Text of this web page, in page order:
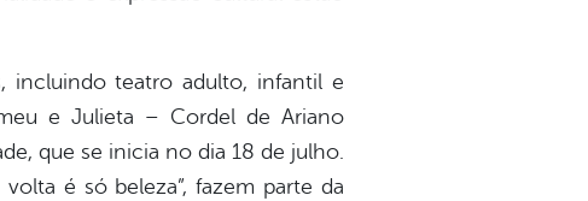
incluindo teatro adulto, infantil e
e Julieta – Cordel de Ariano
que se inicia no dia 18 de julho.
é só beleza”, fazem parte da